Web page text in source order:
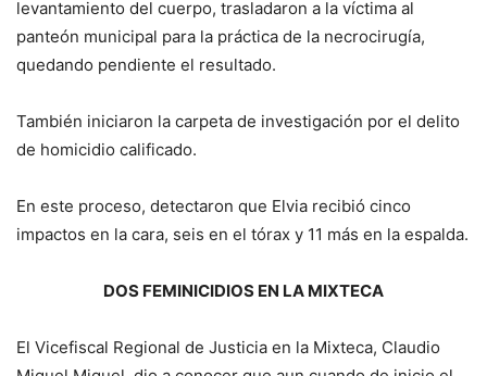
levantamiento del cuerpo, trasladaron a la víctima al
panteón municipal para la práctica de la necrocirugía,
quedando pendiente el resultado.
También iniciaron la carpeta de investigación por el delito
de homicidio calificado.
En este proceso, detectaron que Elvia recibió cinco
impactos en la cara, seis en el tórax y 11 más en la espalda.
DOS FEMINICIDIOS EN LA MIXTECA
El Vicefiscal Regional de Justicia en la Mixteca, Claudio